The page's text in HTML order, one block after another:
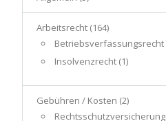
Arbeitsrecht (164)
Betriebsverfassungsrecht
Insolvenzrecht (1)
Gebühren / Kosten (2)
Rechtsschutzversicherung